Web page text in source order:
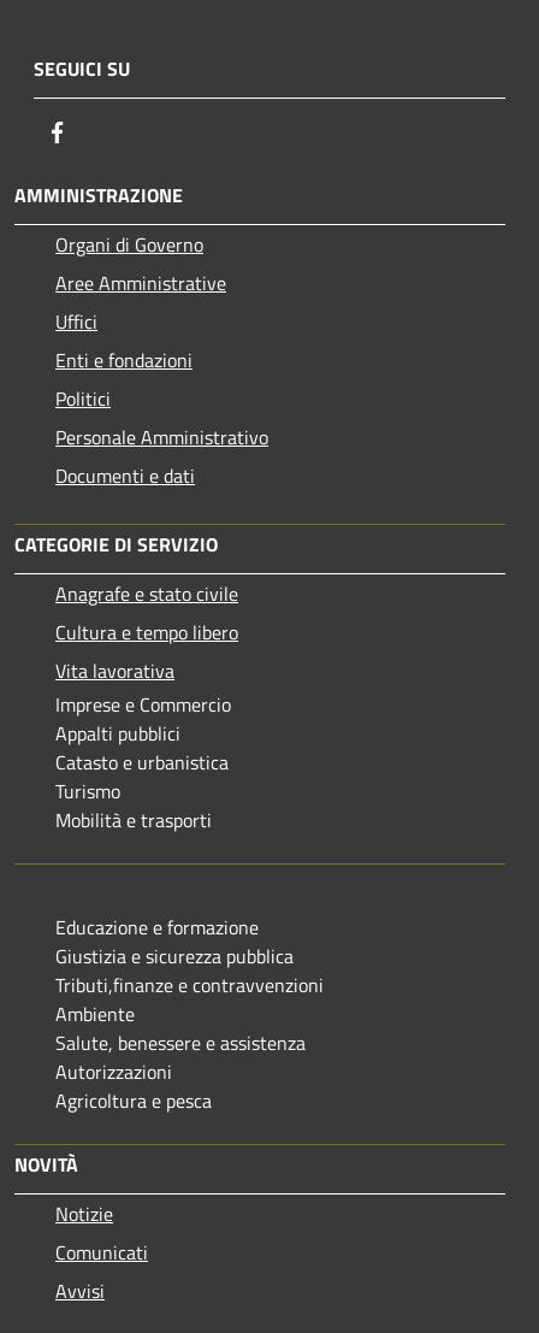
SEGUICI SU
AMMINISTRAZIONE
Organi di Governo
Aree Amministrative
Uffici
Enti e fondazioni
Politici
Personale Amministrativo
Documenti e dati
CATEGORIE DI SERVIZIO
Anagrafe e stato civile
Cultura e tempo libero
Vita lavorativa
Imprese e Commercio
Appalti pubblici
Catasto e urbanistica
Turismo
Mobilità e trasporti
Educazione e formazione
Giustizia e sicurezza pubblica
Tributi,finanze e contravvenzioni
Ambiente
Salute, benessere e assistenza
Autorizzazioni
Agricoltura e pesca
NOVITÀ
Notizie
Comunicati
Avvisi